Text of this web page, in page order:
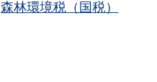
森林環境税（国税）